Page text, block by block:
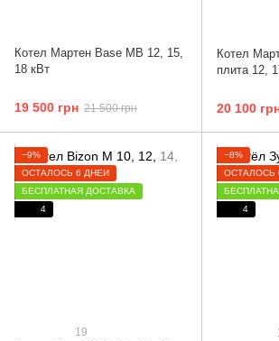
Котел Мартен Base MB 12, 15,
18 кВт
19 500 грн 21 500 грн
Котел
плита 12,
20 100
−9%
ОСТАЛОСЬ 6 ДНЕЙ
БЕСПЛАТНАЯ ДОСТАВКА
4
19
−8%
ОСТАЛОСЬ
4